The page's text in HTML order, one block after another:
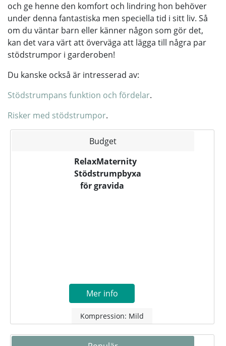
och ge henne den komfort och lindring hon behöver
under denna fantastiska men speciella tid i sitt liv. Så
om du väntar barn eller känner någon som gör det,
kan det vara värt att överväga att lägga till några par
stödstrumpor i garderoben!
Du kanske också är intresserad av:
Stödstrumpans funktion och fördelar.
Risker med stödstrumpor.
Budget
RelaxMaternity
Stödstrumpbyxa
för gravida
Mer info
Kompression: Mild